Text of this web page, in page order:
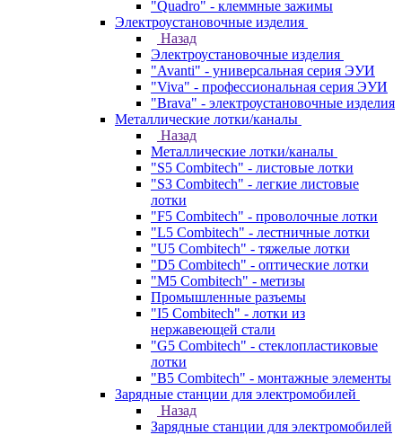
"Quadro" - клеммные зажимы
Электроустановочные изделия
Назад
Электроустановочные изделия
"Avanti" - универсальная серия ЭУИ
"Viva" - профессиональная серия ЭУИ
"Brava" - электроустановочные изделия
Металлические лотки/каналы
Назад
Металлические лотки/каналы
"S5 Combitech" - листовые лотки
"S3 Combitech" - легкие листовые
лотки
"F5 Combitech" - проволочные лотки
"L5 Combitech" - лестничные лотки
"U5 Combitech" - тяжелые лотки
"D5 Combitech" - оптические лотки
"M5 Combitech" - метизы
Промышленные разъемы
"I5 Combitech" - лотки из
нержавеющей стали
"G5 Combitech" - стеклопластиковые
лотки
"B5 Combitech" - монтажные элементы
Зарядные станции для электромобилей
Назад
Зарядные станции для электромобилей